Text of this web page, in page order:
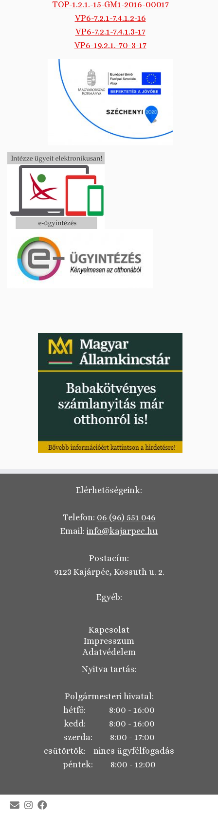
TOP-1.2.1.-15-GM1-2016-00017
VP6-7.2.1-7.4.1.2-16
VP6-7.2.1-7.4.1.3-17
VP6-19.2.1.-70-3-17
Elérhetőségeink:
Telefon: 06 (96) 551 046
Email: info@kajarpec.hu
Postacím:
9123 Kajárpéc, Kossuth u. 2.
Egyéb:
Kapcsolat
Impresszum
Adatvédelem
Nyitva tartás:
Polgármesteri hivatal:
hétfő: 8:00 - 16:00
kedd: 8:00 - 16:00
szerda: 8:00 - 17:00
csütörtök: nincs ügyfélfogadás
péntek: 8:00 - 12:00